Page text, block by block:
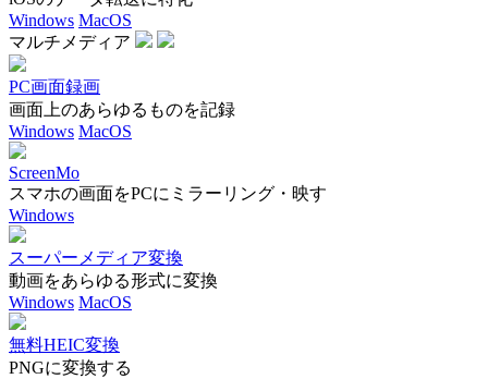
Windows MacOS
マルチメディア
PC画面録画
画面上のあらゆるものを記録
Windows MacOS
ScreenMo
スマホの画面をPCにミラーリング・映す
Windows
スーパーメディア変換
動画をあらゆる形式に変換
Windows MacOS
無料HEIC変換
PNGに変換する